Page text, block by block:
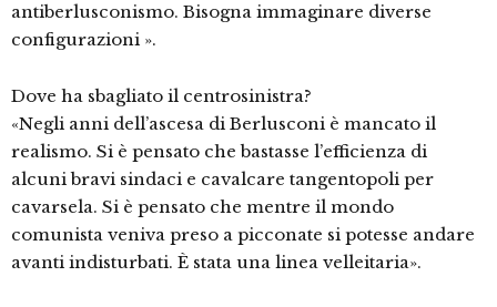
antiberlusconismo. Bisogna immaginare diverse
configurazioni ».
Dove ha sbagliato il centrosinistra?
«Negli anni dell’ascesa di Berlusconi è mancato il
realismo. Si è pensato che bastasse l’efficienza di
alcuni bravi sindaci e cavalcare tangentopoli per
cavarsela. Si è pensato che mentre il mondo
comunista veniva preso a picconate si potesse andare
avanti indisturbati. È stata una linea velleitaria».